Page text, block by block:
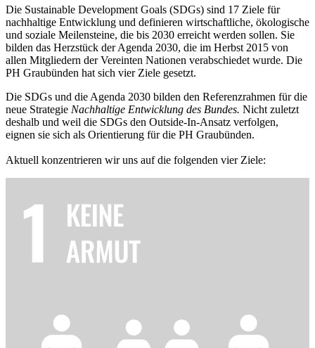
Die Sustainable Development Goals (SDGs) sind 17 Ziele für
nachhaltige Entwicklung und definieren wirtschaftliche, ökologische
und soziale Meilensteine, die bis 2030 erreicht werden sollen. Sie
bilden das Herzstück der Agenda 2030, die im Herbst 2015 von
allen Mitgliedern der Vereinten Nationen verabschiedet wurde. Die
PH Graubünden hat sich vier Ziele gesetzt.
Die SDGs und die Agenda 2030 bilden den Referenzrahmen für die
neue Strategie Nachhaltige Entwicklung des Bundes. Nicht zuletzt
deshalb und weil die SDGs den Outside-In-Ansatz verfolgen,
eignen sie sich als Orientierung für die PH Graubünden.
Aktuell konzentrieren wir uns auf die folgenden vier Ziele: